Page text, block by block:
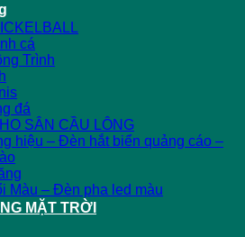
cá
Trình
đá
SÂN CẦU LÔNG
hiệu – Đèn hắt biển quảng cáo –
Màu – Đèn pha led màu
MẶT TRỜI